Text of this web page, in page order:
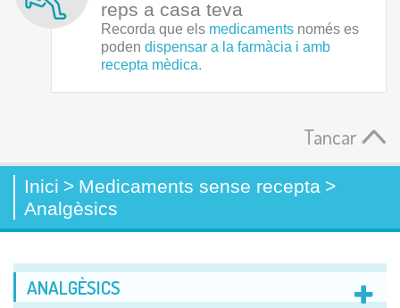
reps a casa teva
Recorda que els medicaments només es
poden dispensar a la farmàcia i amb
recepta mèdica.
Tancar
Inici > Medicaments sense recepta >
Analgèsics
ANALGÈSICS